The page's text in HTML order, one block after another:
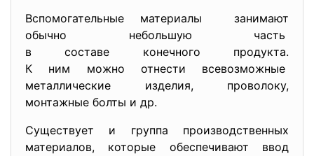
Вспомогательные материалы занимают
обычно небольшую часть
в составе конечного продукта.
К ним можно отнести всевоз­можные
металлические изделия, проволоку,
монтажные болты и др.
Существует и группа производственных
материалов, которые обеспечивают ввод